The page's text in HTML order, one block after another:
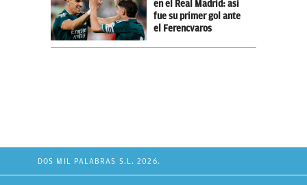
en el Real Madrid: así
fue su primer gol ante
el Ferencvaros
DOS MIL PALABRAS S.L. 2026.